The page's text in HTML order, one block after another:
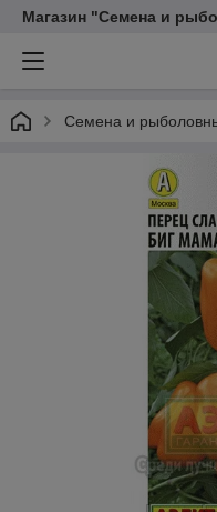
Магазин "Семена и
Семена и